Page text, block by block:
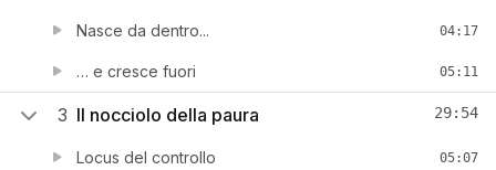
Nasce da dentro... 04:17
… e cresce fuori 05:11
3 Il nocciolo della paura 29:54
Locus del controllo 05:07